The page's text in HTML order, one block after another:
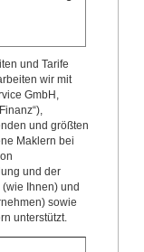
und Tarife
wir mit
GmbH,
und größten
Maklern bei
und der
Ihnen) und
sowie
unterstützt.